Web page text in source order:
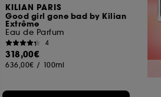
KILIAN PARIS
Good girl gone bad by Kilian
Extrême
Eau de Parfum
4
318,00€
636,00€ / 100ml